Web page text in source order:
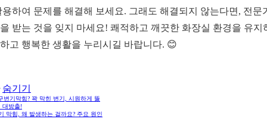
용하여 문제를 해결해 보세요. 그래도 해결되지 않는다면, 전문
받는 것을 잊지 마세요! 쾌적하고 깨끗한 화장실 환경을 유지
고 행복한 생활을 누리시길 바랍니다. 😊
숨기기
변기막힘? 꽉 막힌 변기, 시원하게 뚫
대방출!
막힘, 왜 발생하는 걸까요? 주요 원인